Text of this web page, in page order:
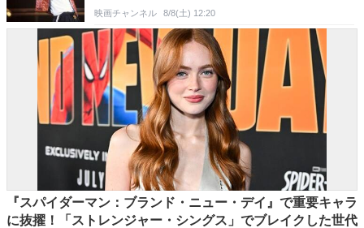
映画チャンネル 8/8(土) 12:20
『スパイダーマン：ブランド・ニュー・デイ』で重要キャラ
に抜擢！「ストレンジャー・シングス」でブレイクした世代